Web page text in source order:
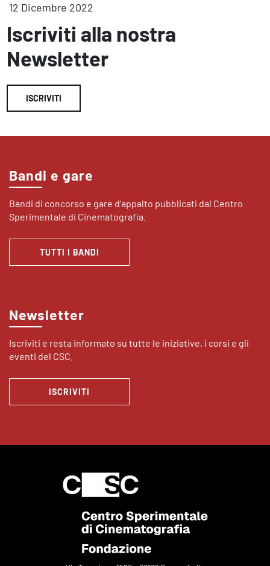
12 Dicembre 2022
Iscriviti alla nostra
Newsletter
ISCRIVITI
Bandi e gare
Bandi di concorso e gare d’appalto pubblicati dal Centro
Sperimentale di Cinematografia.
TUTTI I BANDI
Newsletter
Iscriviti e resta informato su tutte le iniziative, i corsi e gli
eventi del CSC.
ISCRIVITI